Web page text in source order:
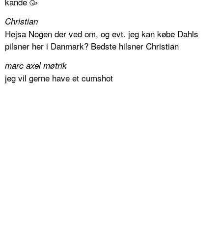
Christian
Hejsa Nogen der ved om, og evt. jeg kan købe Dahls
pilsner her i Danmark? Bedste hilsner Christian
marc axel møtrik
jeg vil gerne have et cumshot